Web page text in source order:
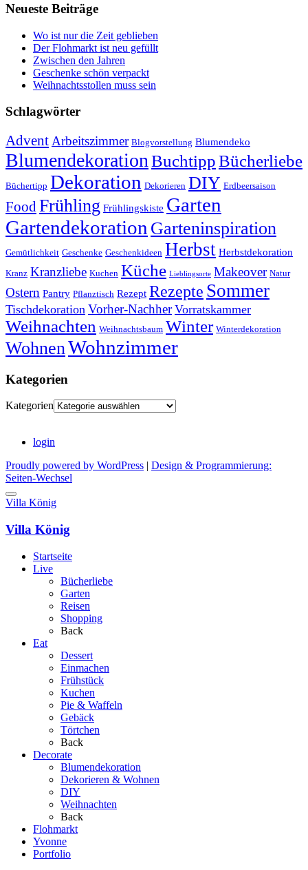
Neueste Beiträge
Wo ist nur die Zeit geblieben
Der Flohmarkt ist neu gefüllt
Zwischen den Jahren
Geschenke schön verpackt
Weihnachtsstollen muss sein
Schlagwörter
Advent Arbeitszimmer Blogvorstellung Blumendeko
Blumendekoration BuchtippBücherliebe
Büchertipp Dekoration Dekorieren DIY Erdbeersaison
FoodFrühling Frühlingskiste Garten
Gartendekoration Garteninspiration
Gemütlichkeit Geschenke Geschenkideen Herbst Herbstdekoration
Kranz Kranzliebe Kuchen Küche Lieblingsorte Makeover Natur
Ostern Pantry Pflanztisch Rezept Rezepte Sommer
Tischdekoration Vorher-Nachher Vorratskammer
Weihnachten Weihnachtsbaum Winter Winterdekoration
WohnenWohnzimmer
Kategorien
Kategorien
login
Proudly powered by WordPress
Design & Programmierung:
Seiten-Wechsel
Villa König
Villa König
Startseite
Live
Bücherliebe
Garten
Reisen
Shopping
Back
Eat
Dessert
Einmachen
Frühstück
Kuchen
Pie & Waffeln
Gebäck
Törtchen
Back
Decorate
Blumendekoration
Dekorieren & Wohnen
DIY
Weihnachten
Back
Flohmarkt
Yvonne
Portfolio